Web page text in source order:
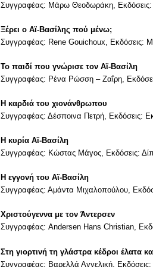
Συγγραφέας: Μάρω Θεοδωράκη,
Ξέρει ο Αϊ-Βασίλης πού μένω;
Συγγραφέας: Rene Gouichoux, Εκδόσεις:
Το παιδί που γνώρισε τον Αϊ-Βασίλη
Συγγραφέας: Ρένα Ρώσση – Ζαΐρη,
Η καρδιά του χιονάνθρωπου
Συγγραφέας: Δέσποινα Πετρή, Εκδόσεις:
Η κυρία Αϊ-Βασίλη
Συγγραφέας: Κώστας Μάγος, Εκδόσεις:
Η εγγονή του Αϊ-Βασίλη
Συγγραφέας: Αμάντα Μιχαλοπούλου,
Χριστούγεννα με τον Άντερσεν
Συγγραφέας: Andersen Hans Christian,
Στη γιορτινή τη γλάστρα κέδροι έλατα
Συγγραφέας: Βαρελλά Αγγελική,